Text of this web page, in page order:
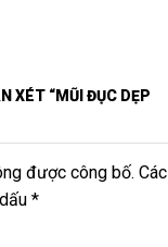
XÉT “MŨI ĐỤC DẸP
được công bố. Các
*